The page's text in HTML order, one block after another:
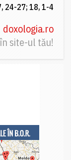
24-27; 18, 1-4
doxologia.ro
site-ul tău!